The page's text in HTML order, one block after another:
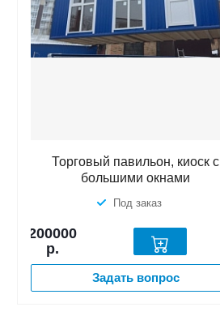
Торговый павильон, киоск с
большими окнами
Под заказ
200000
р.
Задать вопрос